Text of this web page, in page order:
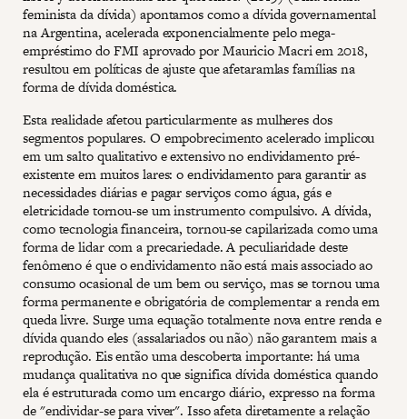
feminista da dívida) apontamos como a dívida governamental
na Argentina, acelerada exponencialmente pelo mega-
empréstimo do FMI aprovado por Mauricio Macri em 2018,
resultou em políticas de ajuste que afetaramlas famílias na
forma de dívida doméstica.
Esta realidade afetou particularmente as mulheres dos
segmentos populares. O empobrecimento acelerado implicou
em um salto qualitativo e extensivo no endividamento pré-
existente em muitos lares: o endividamento para garantir as
necessidades diárias e pagar serviços como água, gás e
eletricidade tornou-se um instrumento compulsivo. A dívida,
como tecnologia financeira, tornou-se capilarizada como uma
forma de lidar com a precariedade. A peculiaridade deste
fenômeno é que o endividamento não está mais associado ao
consumo ocasional de um bem ou serviço, mas se tornou uma
forma permanente e obrigatória de complementar a renda em
queda livre. Surge uma equação totalmente nova entre renda e
dívida quando eles (assalariados ou não) não garantem mais a
reprodução. Eis então uma descoberta importante: há uma
mudança qualitativa no que significa dívida doméstica quando
ela é estruturada como um encargo diário, expresso na forma
de "endividar-se para viver". Isso afeta diretamente a relação